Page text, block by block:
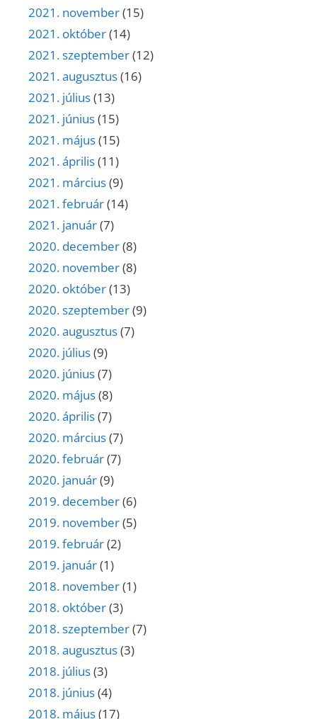
2021. november(15)
2021. október(14)
2021. szeptember(12)
2021. augusztus(16)
2021. július(13)
2021. június(15)
2021. május(15)
2021. április(11)
2021. március(9)
2021. február(14)
2021. január(7)
2020. december(8)
2020. november(8)
2020. október(13)
2020. szeptember(9)
2020. augusztus(7)
2020. július(9)
2020. június(7)
2020. május(8)
2020. április(7)
2020. március(7)
2020. február(7)
2020. január(9)
2019. december(6)
2019. november(5)
2019. február(2)
2019. január(1)
2018. november(1)
2018. október(3)
2018. szeptember(7)
2018. augusztus(3)
2018. július(3)
2018. június(4)
2018. május(17)